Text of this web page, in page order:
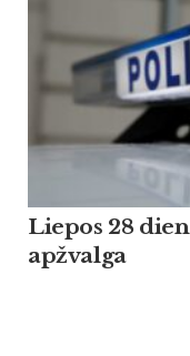
Liepos 28
apžvalga